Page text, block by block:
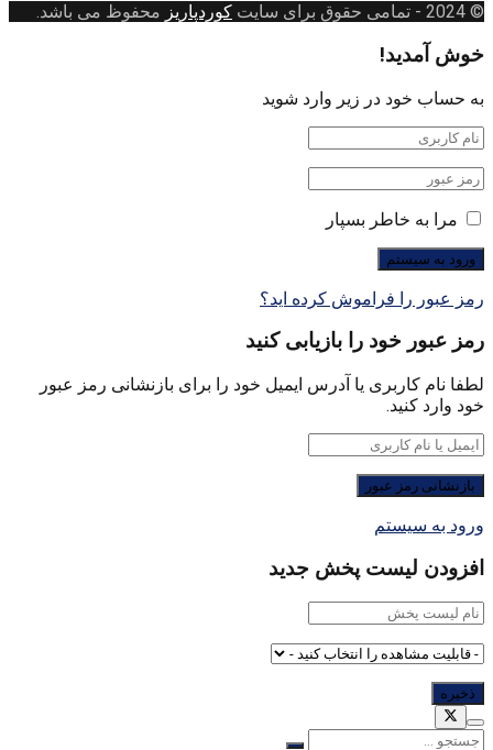
© 2024
- تمامی حقوق برای سایت کوردپاریز محفوظ می باشد.
خوش آمدید!
به حساب خود در زیر وارد شوید
مرا به خاطر بسپار
رمز عبور را فراموش کرده اید؟
رمز عبور خود را بازیابی کنید
لطفا نام کاربری یا آدرس ایمیل خود را برای بازنشانی رمز عبور
خود وارد کنید.
ورود به سیستم
افزودن لیست پخش جدید